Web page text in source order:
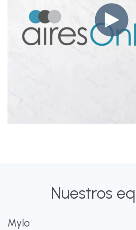
Nuestros
Mylo